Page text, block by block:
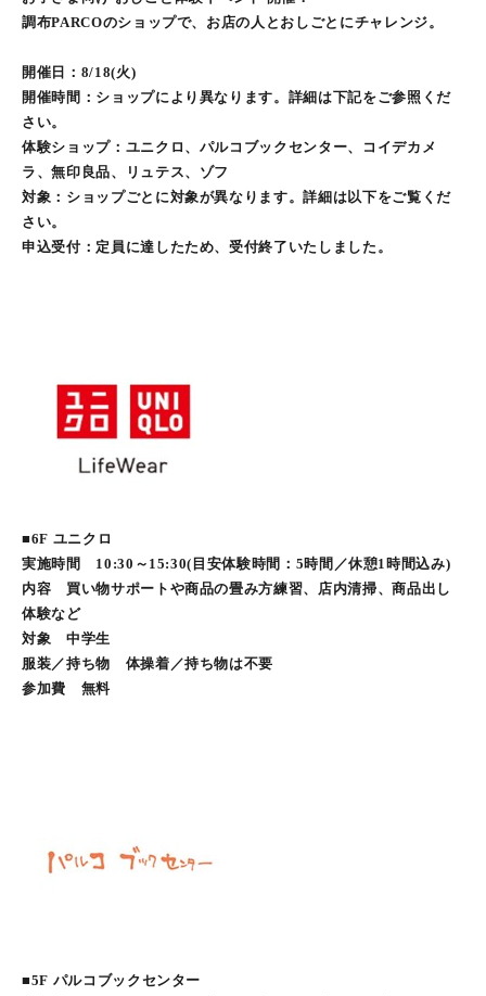
調布PARCOのショップで、お店の人とおしごとにチャレンジ。
開催日：8/18(火)
開催時間：ショップにより異なります。詳細は下記をご参照くだ
さい。
体験ショップ：ユニクロ、パルコブックセンター、コイデカメ
ラ、無印良品、リュテス、ゾフ
対象：ショップごとに対象が異なります。詳細は以下をご覧くだ
さい。
申込受付：定員に達したため、受付終了いたしました。
■6F ユニクロ
実施時間 10:30～15:30(目安体験時間：5時間／休憩1時間込み)
内容 買い物サポートや商品の畳み方練習、店内清掃、商品出し
体験など
対象 中学生
服装／持ち物 体操着／持ち物は不要
参加費 無料
■5F パルコブックセンター